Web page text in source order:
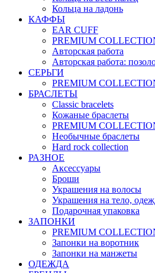
Кольца на ладонь
КАФФЫ
EAR CUFF
PREMIUM
Авторская работа
Авторская работа:
СЕРЬГИ
PREMIUM
БРАСЛЕТЫ
Classic bracelets
Кожаные браслеты
PREMIUM
Необычные браслеты
Hard rock collection
РАЗНОЕ
Аксессуары
Броши
Украшения на волосы
Украшения на тело,
Подарочная упаковка
ЗАПОНКИ
PREMIUM
Запонки на воротник
Запонки на манжеты
ОДЕЖДА